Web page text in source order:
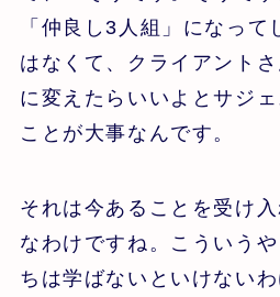
「仲良し3人組」になっ
はなくて、クライアント
に変えたらいいよとサジ
ことが大事なんです。
それは今あることを受け
なわけですね。こういう
ちは学ばないといけないわ